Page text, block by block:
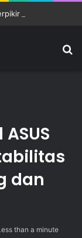
dan
than a minute